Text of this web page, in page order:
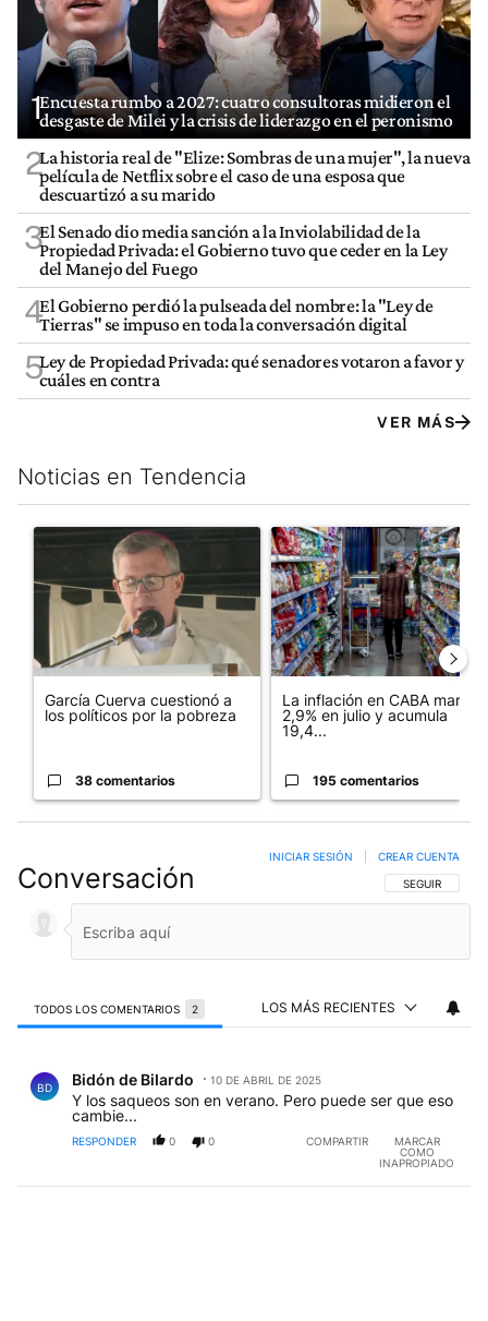
1Encuesta rumbo a 2027: cuatro consultoras midieron el
desgaste de Milei y la crisis de liderazgo en el peronismo
2La historia real de "Elize: Sombras de una mujer", la nueva
película de Netflix sobre el caso de una esposa que
descuartizó a su marido
3El Senado dio media sanción a la Inviolabilidad de la
Propiedad Privada: el Gobierno tuvo que ceder en la Ley
del Manejo del Fuego
4El Gobierno perdió la pulseada del nombre: la "Ley de
Tierras" se impuso en toda la conversación digital
5Ley de Propiedad Privada: qué senadores votaron a favor y
cuáles en contra
VER MÁS
Noticias en Tendencia
Este listado muestra los artículos con más comentarios en los
Un artículo de tendencia con el título "García Cuerva
García Cuerva cuestionó a
los políticos por la pobreza
38 comentarios
Un artículo de tendencia con
La inflación en CABA marcó
2,9% en julio y acumula
19,4...
195 comentarios
Conversación SIGA ESTA
SEGUIR
INICIAR SESIÓN CREAR CUENTA
TODOS LOS COMENTARIOS 2 LOS MÁS RECIENTES
BD Bidón de BiIardo 10 DE ABRIL DE 2025
Y los saqueos son en verano. Pero puede ser que eso
cambie...
RESPONDER 0 0 COMPARTIR
MARCAR
COMO
INAPROPIADO